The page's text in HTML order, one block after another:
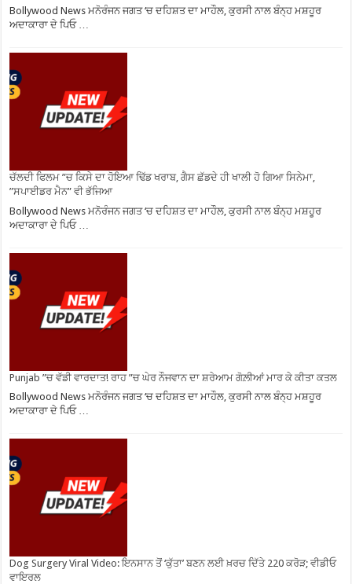
Bollywood News ਮਨੋਰੰਜਨ ਜਗਤ ‘ਚ ਦਹਿਸ਼ਤ ਦਾ ਮਾਹੌਲ, ਕੁਰਸੀ ਨਾਲ ਬੰਨ੍ਹ ਮਸ਼ਹੂਰ
ਅਦਾਕਾਰਾ ਦੇ ਪਿਓ …
ਚੱਲਦੀ ਫਿਲਮ ”ਚ ਕਿਸੇ ਦਾ ਹੋਇਆ ਢਿੱਡ ਖਰਾਬ, ਗੈਸ ਛੱਡਦੇ ਹੀ ਖਾਲੀ ਹੋ ਗਿਆ ਸਿਨੇਮਾ,
”ਸਪਾਈਡਰ ਮੈਨ” ਵੀ ਭੱਜਿਆ
Bollywood News ਮਨੋਰੰਜਨ ਜਗਤ ‘ਚ ਦਹਿਸ਼ਤ ਦਾ ਮਾਹੌਲ, ਕੁਰਸੀ ਨਾਲ ਬੰਨ੍ਹ ਮਸ਼ਹੂਰ
ਅਦਾਕਾਰਾ ਦੇ ਪਿਓ …
Punjab ”ਚ ਵੱਡੀ ਵਾਰਦਾਤ! ਰਾਹ ”ਚ ਘੇਰ ਨੌਜਵਾਨ ਦਾ ਸ਼ਰੇਆਮ ਗੋਲ਼ੀਆਂ ਮਾਰ ਕੇ ਕੀਤਾ ਕਤਲ
Bollywood News ਮਨੋਰੰਜਨ ਜਗਤ ‘ਚ ਦਹਿਸ਼ਤ ਦਾ ਮਾਹੌਲ, ਕੁਰਸੀ ਨਾਲ ਬੰਨ੍ਹ ਮਸ਼ਹੂਰ
ਅਦਾਕਾਰਾ ਦੇ ਪਿਓ …
Dog Surgery Viral Video: ਇਨਸਾਨ ਤੋਂ ‘ਕੁੱਤਾ’ ਬਣਨ ਲਈ ਖ਼ਰਚ ਦਿੱਤੇ 220 ਕਰੋੜ; ਵੀਡੀਓ
ਵਾਇਰਲ